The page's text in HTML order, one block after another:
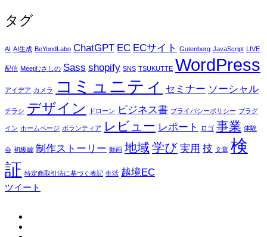
タグ
AI AI生成 BeYondLabo ChatGPT EC ECサイト Gutenberg JavaScript LIVE
配信 Meetむさしの Sass shopify SNS TSUKUTTE WordPress
アイデア カメラ コミュニティ セミナー ソーシャル
チラシ デザイン ドローン ビジネス書 プライバシーポリシー プラグ
イン ホームページ ボランティア レビュー レポート ロゴ 事業 体験
会 初級編 制作ストーリー 動画 地域学び 実用 技 文章 検
証 特定商取引法に基づく表記 生活 越境EC
ツイート